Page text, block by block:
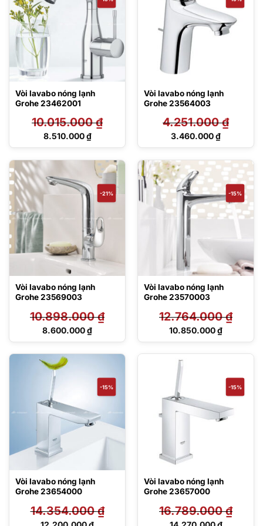
Vòi lavabo nóng lạnh
Grohe 23462001
10.015.000₫
Giá
10.015.000 ₫.
8.510.000₫
Giá
8.510.000 ₫.
Vòi lavabo nóng lạnh
Grohe 23564003
4.251.000₫
Giá
4.251.000 ₫.
3.460.000₫
Giá
tại
là:
3.460.000 ₫.
-21%
Vòi lavabo nóng lạnh
Grohe 23569003
10.898.000₫
Giá
10.898.000 ₫.
8.600.000₫
Giá
tại
8.600.000 ₫.
-15%
Vòi lavabo nóng lạnh
Grohe 23570003
12.764.000₫
Giá
10.850.000₫
Giá
10.850.000 ₫.
-15%
Vòi lavabo nóng lạnh
Grohe 23654000
14.354.000₫
Giá
-15%
Vòi lavabo nóng lạnh
Grohe 23657000
16.789.000₫
Giá